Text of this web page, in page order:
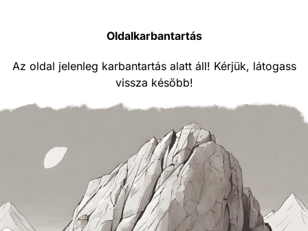
Oldalkarbantartás
Az oldal jelenleg karbantartás alatt áll! Kérjük, látogass
vissza később!